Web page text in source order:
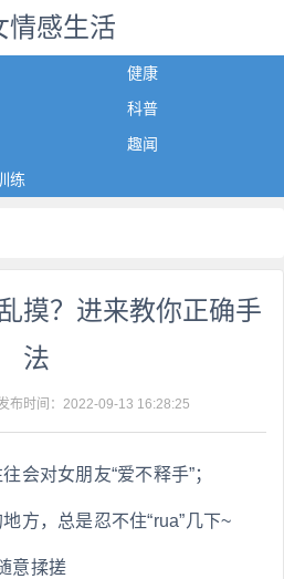
情感生活
健康
科普
趣闻
练
摸？进来教你正确手
法
时间： 2022-09-13 16:28:25
会对女朋友“爱不释手”；
方，总是忍不住“rua”几下~
意揉搓